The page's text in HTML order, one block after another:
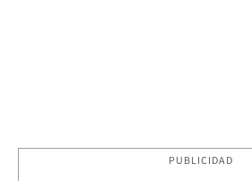
PUBLICIDAD